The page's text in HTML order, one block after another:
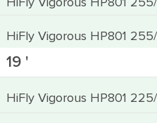
HiFly Vigorous HP801 255/
19 '
HiFly Vigorous HP801